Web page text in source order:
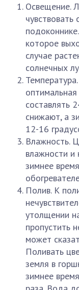
Освещение.
которое
случае
солнечных
составлять
снижают, а
12-16
Влажность.
влажности и
зимнее
Полив. К
утолщении
пропустить
может
Поливать
земля в
зимнее